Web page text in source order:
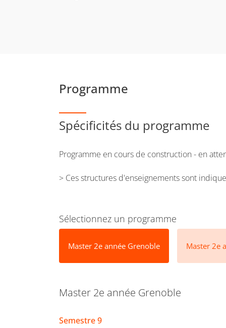
Programme
Spécificités du programme
Programme en cours de construction - en
> Ces structures d'enseignements sont
Sélectionnez un programme
Master 2e année Grenoble Master 2e
Master 2e année Grenoble
Semestre 9